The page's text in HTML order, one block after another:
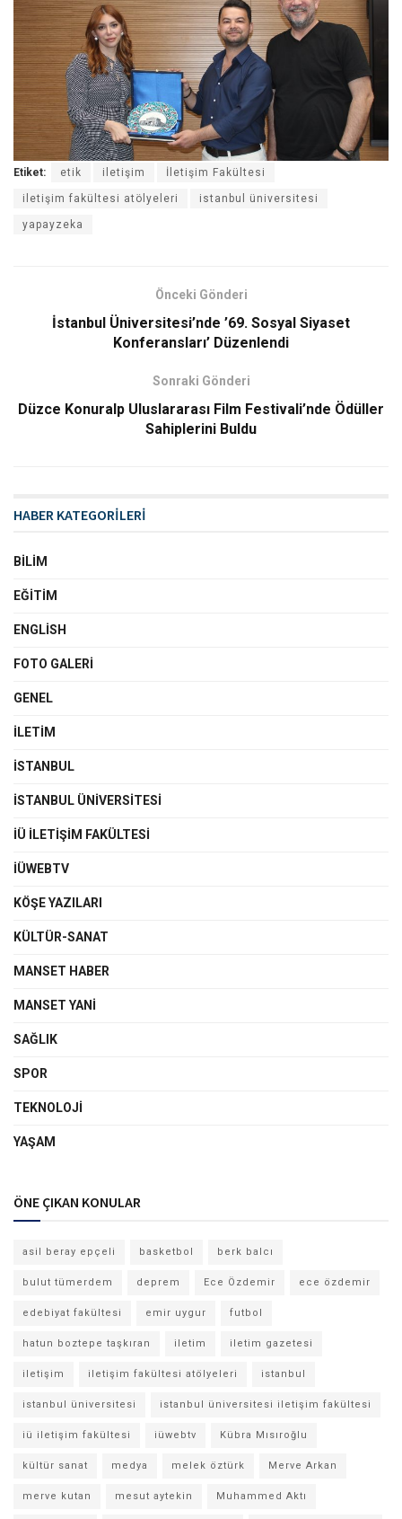
Etiket: etik iletişim İletişim Fakültesi
iletişim fakültesi atölyeleri istanbul üniversitesi
yapayzeka
Önceki Gönderi
İstanbul Üniversitesi’nde ’69. Sosyal Siyaset
Konferansları’ Düzenlendi
Sonraki Gönderi
Düzce Konuralp Uluslararası Film Festivali’nde Ödüller
Sahiplerini Buldu
HABER KATEGORİLERİ
BILIM
EĞITIM
ENGLISH
FOTO GALERI
GENEL
İLETIM
İSTANBUL
İSTANBUL ÜNIVERSITESI
İÜ İLETIŞIM FAKÜLTESI
İÜWEBTV
KÖŞE YAZILARI
KÜLTÜR-SANAT
MANSET HABER
MANSET YANI
SAĞLIK
SPOR
TEKNOLOJI
YAŞAM
ÖNE ÇIKAN KONULAR
asil beray epçeli basketbol berk balcı
bulut tümerdem deprem Ece Özdemir ece özdemir
edebiyat fakültesi emir uygur futbol
hatun boztepe taşkıran iletim iletim gazetesi
iletişim iletişim fakültesi atölyeleri istanbul
istanbul üniversitesi istanbul üniversitesi iletişim fakültesi
iü iletişim fakültesi iüwebtv Kübra Mısıroğlu
kültür sanat medya melek öztürk Merve Arkan
merve kutan mesut aytekin Muhammed Aktı